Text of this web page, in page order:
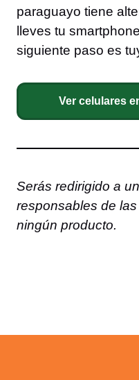
paraguayo tiene
lleves tu
siguiente paso es
Ver celulares
Serás redirigido a
responsables de
ningún producto.